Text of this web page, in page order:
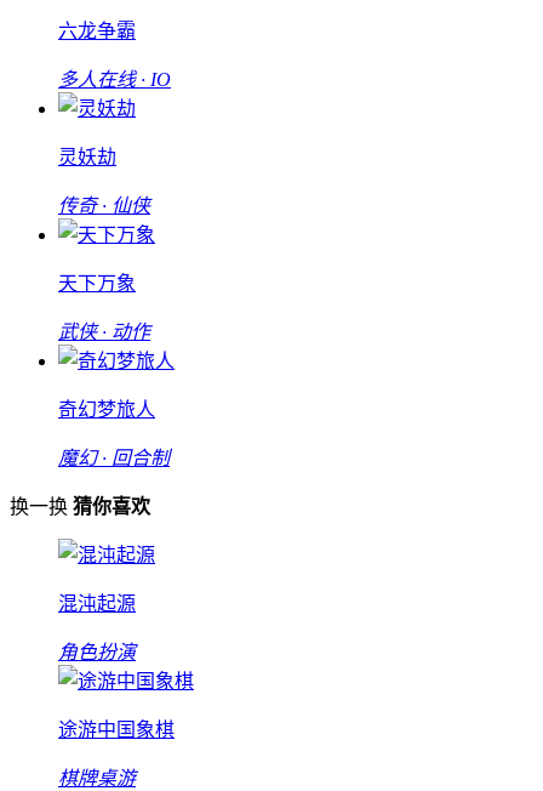
六龙争霸
多人在线 · IO
灵妖劫
传奇 · 仙侠
天下万象
武侠 · 动作
奇幻梦旅人
魔幻 · 回合制
换一换 猜你喜欢
混沌起源
角色扮演
途游中国象棋
棋牌桌游